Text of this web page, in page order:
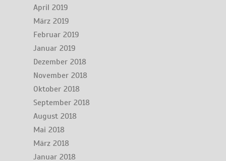
April 2019
März 2019
Februar 2019
Januar 2019
Dezember 2018
November 2018
Oktober 2018
September 2018
August 2018
Mai 2018
März 2018
Januar 2018